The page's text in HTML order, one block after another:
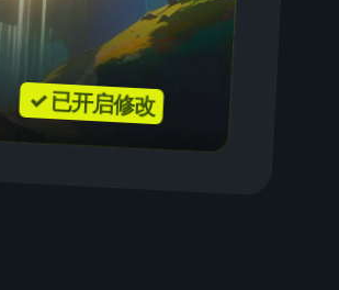
✓ 已开启修改